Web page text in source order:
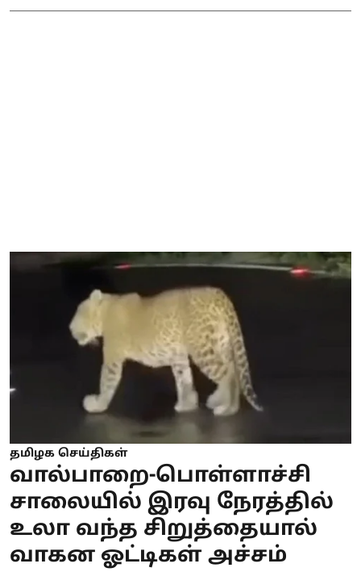
தமிழக செய்திகள்
வால்பாறை-பொள்ளாச்சி
சாலையில் இரவு நேரத்தில்
உலா வந்த சிறுத்தையால்
வாகன ஓட்டிகள் அச்சம்